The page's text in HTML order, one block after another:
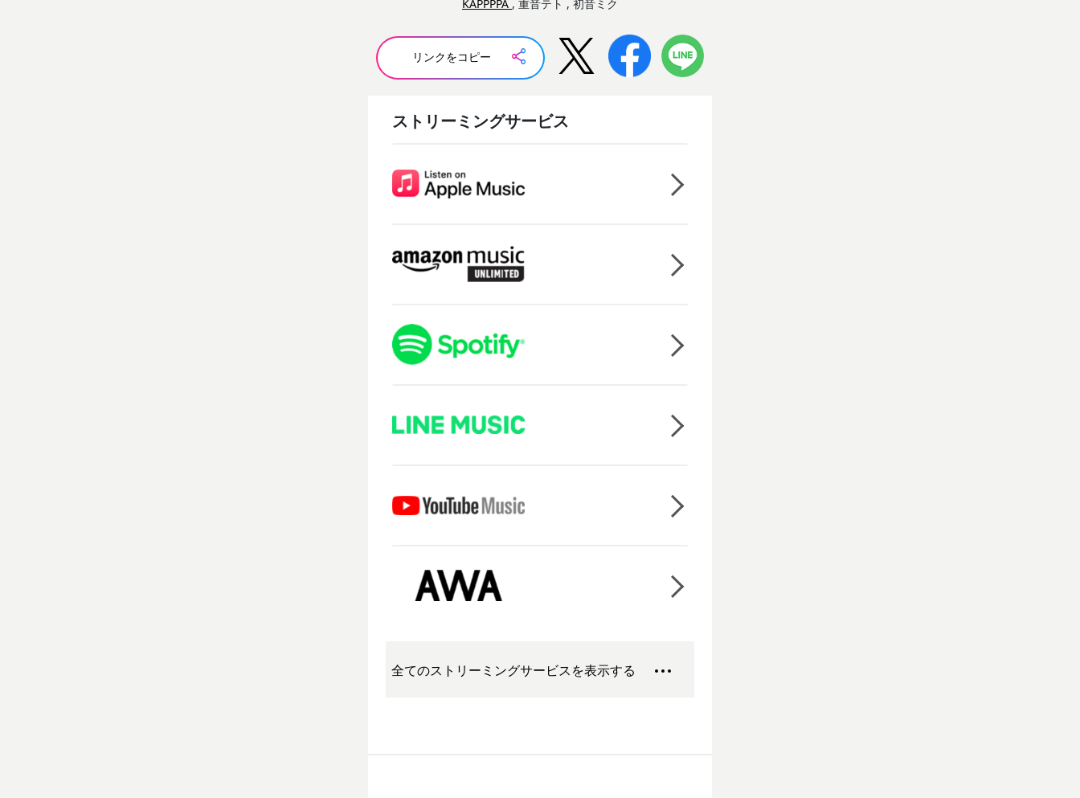
KAPPPPA , 重音テト , 初音ミク
リンクをコピー
ストリーミングサービス
全てのストリーミングサービスを表示する